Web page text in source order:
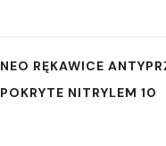
NEO RĘKAWICE
POKRYTE NITRYLEM 10